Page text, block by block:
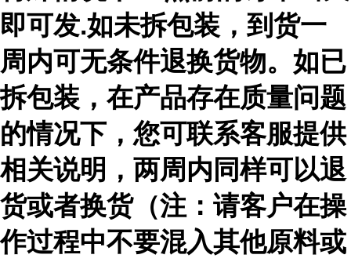
即可发.如未拆包装，到货一
周内可无条件退换货物。如已
拆包装，在产品存在质量问题
的情况下，您可联系客服提供
相关说明，两周内同样可以退
货或者换货（注：请客户在操
作过程中不要混入其他原料或